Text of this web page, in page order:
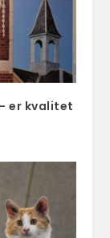
er kvalitet